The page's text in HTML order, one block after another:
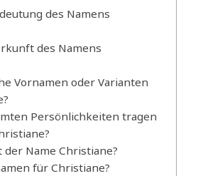
des Namens
des Namens
Vornamen oder Varianten
Persönlichkeiten tragen
Name Christiane?
für Christiane?